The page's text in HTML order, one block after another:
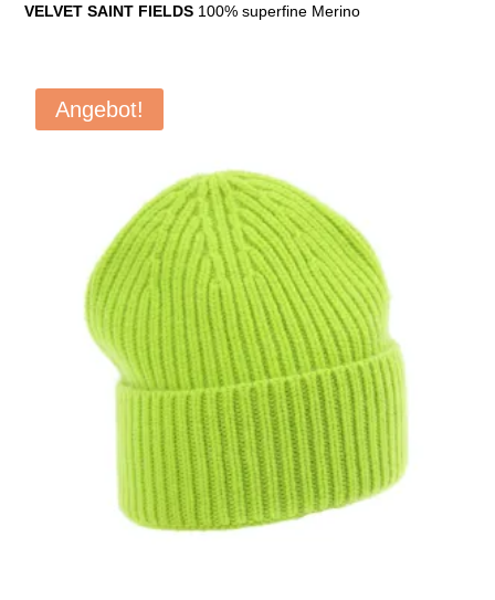
Preis
Preis
VELVET SAINT FIELDS 100% superfine Merino
Angebot!